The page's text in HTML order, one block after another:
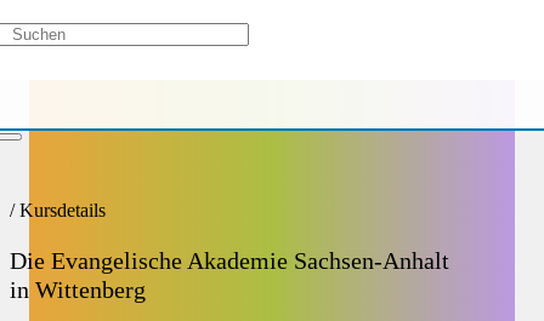
/Kursdetails
Die Evangelische Akademie Sachsen-Anhalt
in Wittenberg